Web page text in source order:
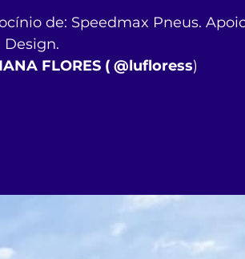
de: Speedmax Pneus.
FLORES ( @lufloress)